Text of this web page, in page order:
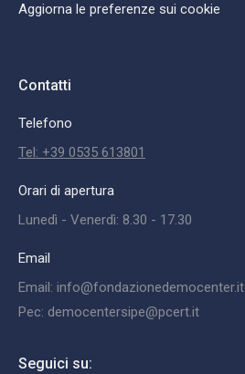
Aggiorna le preferenze sui cookie
Contatti
Telefono
Tel: +39 0535 613801
Orari di apertura
Lunedì - Venerdì: 8.30 - 17.30
Email
Email: info@fondazionedemocenter.it
Pec: democentersipe@pcert.it
Seguici su: